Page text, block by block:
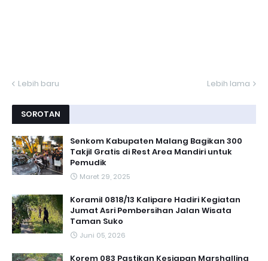
Lebih baru Lebih lama
SOROTAN
Senkom Kabupaten Malang Bagikan 300
Takjil Gratis di Rest Area Mandiri untuk
Pemudik
Maret 29, 2025
Koramil 0818/13 Kalipare Hadiri Kegiatan
Jumat Asri Pembersihan Jalan Wisata
Taman Suko
Juni 05, 2026
Korem 083 Pastikan Kesiapan Marshalling